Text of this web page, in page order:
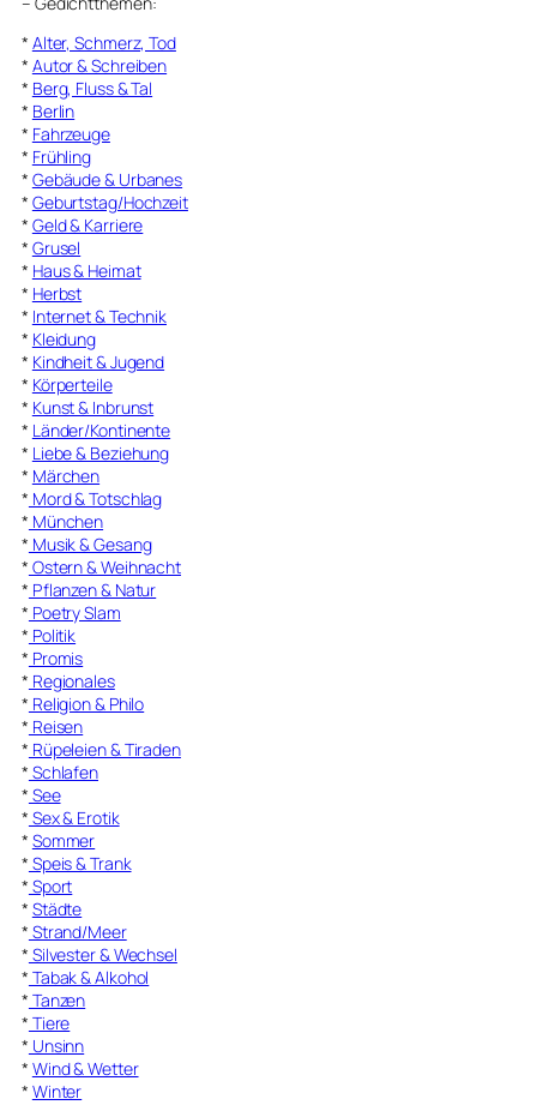
* Alter, Schmerz, Tod
* Autor & Schreiben
* Berg, Fluss & Tal
* Berlin
* Fahrzeuge
* Frühling
* Gebäude & Urbanes
* Geburtstag/Hochzeit
* Geld & Karriere
* Grusel
* Haus & Heimat
* Herbst
* Internet & Technik
* Kleidung
* Kindheit & Jugend
* Körperteile
* Kunst & Inbrunst
* Länder/Kontinente
* Liebe & Beziehung
* Märchen
* Mord & Totschlag
* München
* Musik & Gesang
* Ostern & Weihnacht
* Pflanzen & Natur
* Poetry Slam
* Politik
* Promis
* Regionales
* Religion & Philo
* Reisen
* Rüpeleien & Tiraden
* Schlafen
* See
* Sex & Erotik
* Sommer
* Speis & Trank
* Sport
* Städte
* Strand/Meer
* Silvester & Wechsel
* Tabak & Alkohol
* Tanzen
* Tiere
* Unsinn
* Wind & Wetter
* Winter